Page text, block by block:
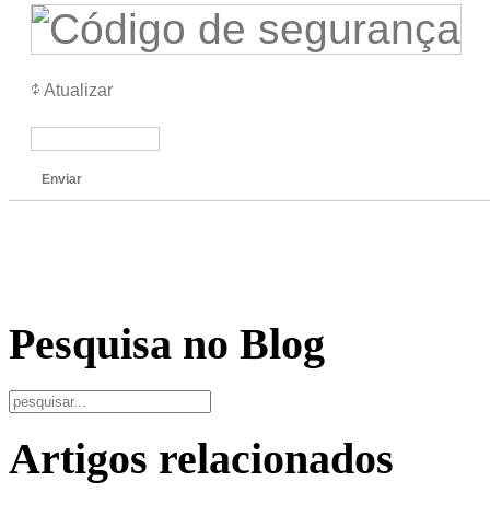
Atualizar
Enviar
Pesquisa no Blog
Artigos relacionados